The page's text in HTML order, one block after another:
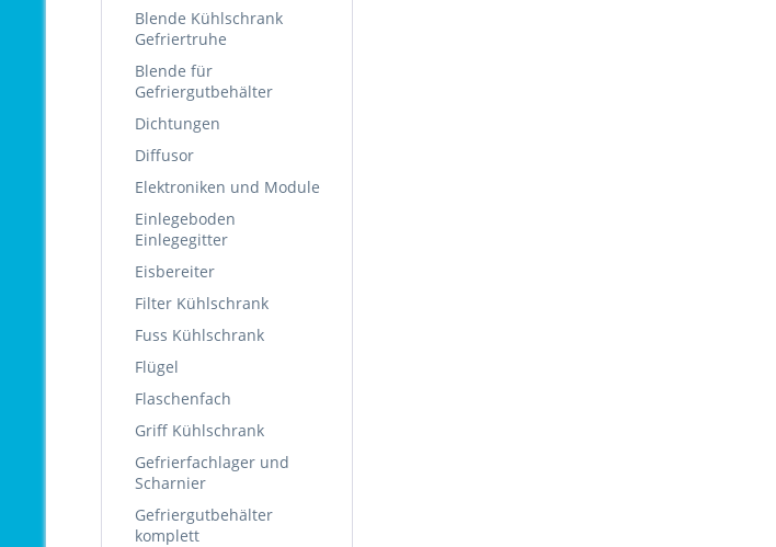
Blende Kühlschrank
Gefriertruhe
Blende für
Gefriergutbehälter
Dichtungen
Diffusor
Elektroniken und Module
Einlegeboden
Einlegegitter
Eisbereiter
Filter Kühlschrank
Fuss Kühlschrank
Flügel
Flaschenfach
Griff Kühlschrank
Gefrierfachlager und
Scharnier
Gefriergutbehälter
komplett